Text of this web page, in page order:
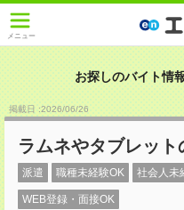
メニュー
お探しのバイト情
掲載日 :2026/06/26
ラムネやタブレッ
派遣 職種未経験OK 社会人未
WEB登録・面接OK